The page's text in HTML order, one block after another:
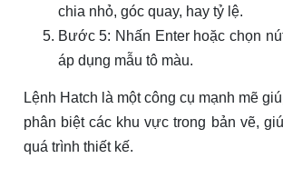
chia nhỏ, góc quay, hay tỷ lệ.
Bước 5: Nhấn Enter hoặc chọn
áp dụng mẫu tô màu.
Lệnh Hatch là một công cụ mạnh mẽ
phân biệt các khu vực trong bản vẽ,
quá trình thiết kế.